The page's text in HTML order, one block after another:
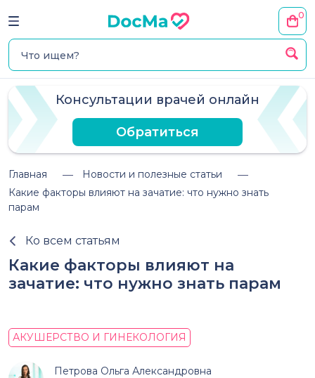
0
Консультации врачей онлайн
Обратиться
Главная
Новости и полезные статьи
Какие факторы влияют на зачатие: что нужно знать
парам
Ко всем статьям
Какие факторы влияют на
зачатие: что нужно знать парам
АКУШЕРСТВО И ГИНЕКОЛОГИЯ
Петрова Ольга Александровна